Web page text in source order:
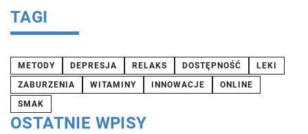
TAGI
METODY DEPRESJA RELAKS DOSTĘPNOŚĆ
LEKI
ZABURZENIA
WITAMINY INNOWACJE
ONLINE
SMAK
OSTATNIE WPISY